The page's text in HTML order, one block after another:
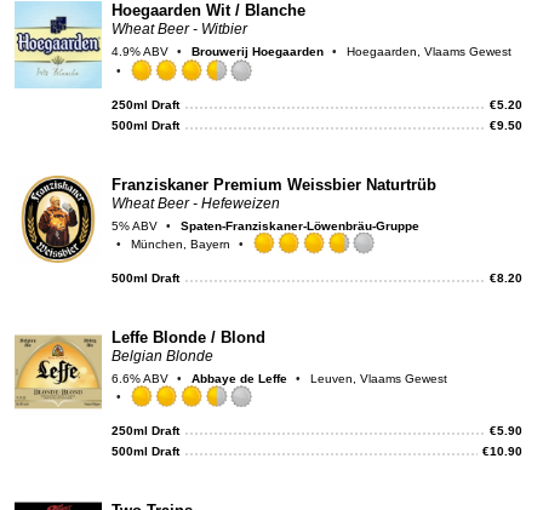
Hoegaarden Wit / Blanche
Wheat Beer - Witbier
4.9% ABV Brouwerij Hoegaarden Hoegaarden, Vlaams Gewest
Untappd
250ml Draft €5.20
500ml Draft
€9.50
Franziskaner Premium Weissbier Naturtrüb
Wheat Beer - Hefeweizen
5% ABV
Spaten-Franziskaner-Löwenbräu-Gruppe
München, Bayern
500ml Draft €8.20
Leffe Blonde / Blond
Belgian Blonde
6.6% ABV Abbaye de Leffe Leuven, Vlaams Gewest
250ml Draft €5.90
500ml Draft
€10.90